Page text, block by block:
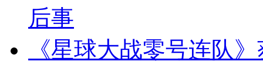
后事
《星球大战零号连队